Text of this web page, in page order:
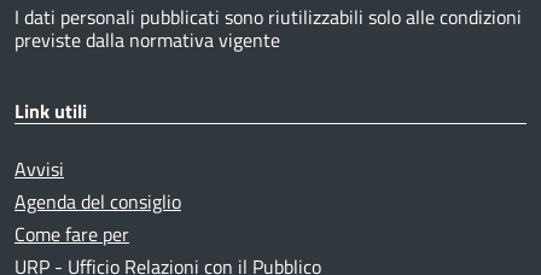
I dati personali pubblicati sono riutilizzabili solo alle condizioni
previste dalla normativa vigente
Link utili
Avvisi
Agenda del consiglio
Come fare per
URP - Ufficio Relazioni con il Pubblico